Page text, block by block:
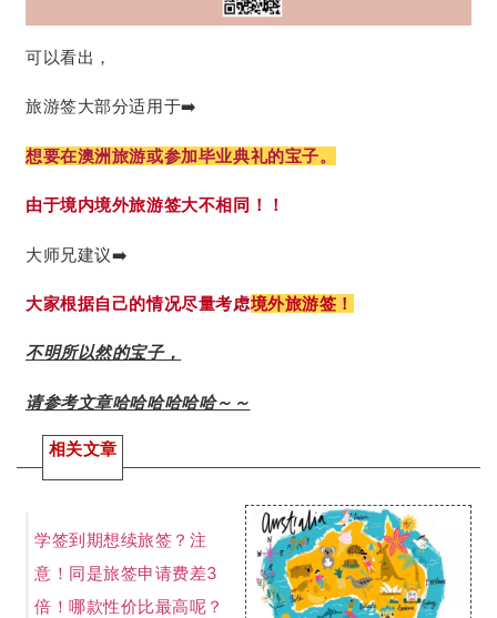
可以看出，
旅游签大部分适用于➡️
想要在澳洲旅游或参加毕业典礼的宝子。
由于境内境外旅游签大不相同！！
大师兄建议➡️
大家根据自己的情况尽量考虑境外旅游签！
不明所以然的宝子，
请参考文章哈哈哈哈哈哈～～
相关文章
学签到期想续旅签？注
意！同是旅签申请费差3
倍！哪款性价比最高呢？